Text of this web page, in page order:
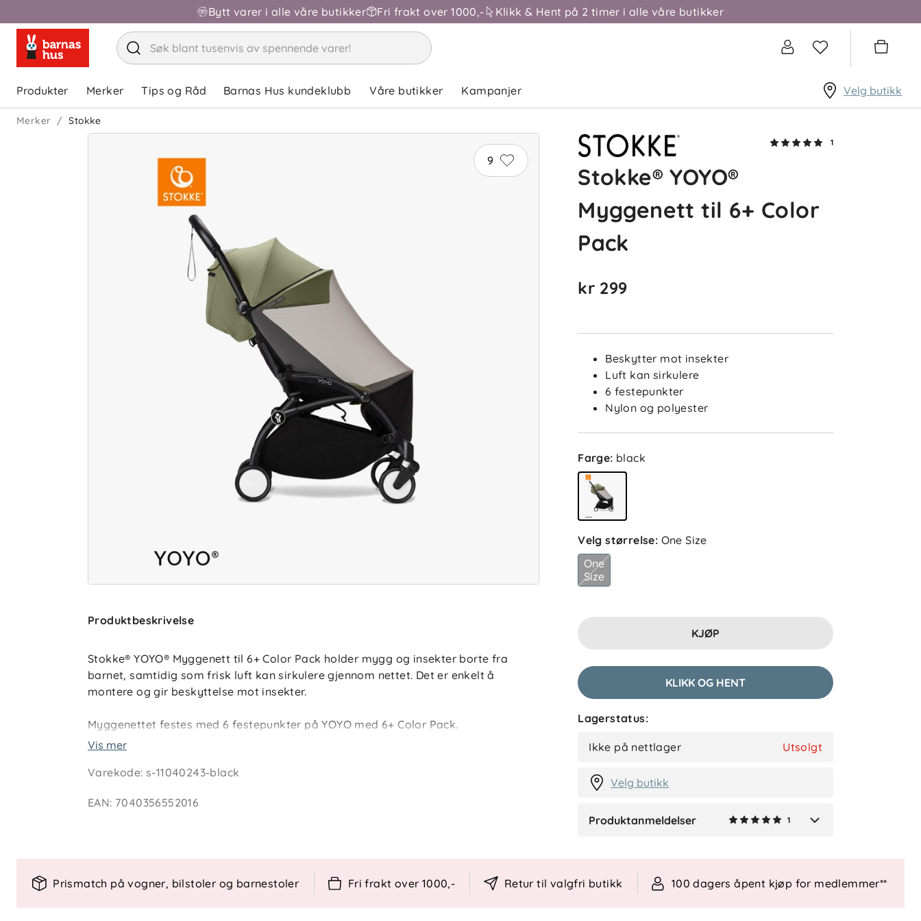
Bytt varer i alle våre butikker Fri frakt over 1000,- Klikk & Hent på 2 timer i alle våre butikker
Produkter Merker Tips og Råd Barnas Hus kundeklubb Våre butikker Kampanjer Velg butikk
Merker Stokke
9
Produktbeskrivelse
Stokke® YOYO® Myggenett til 6+ Color Pack holder mygg og insekter borte fra
barnet, samtidig som frisk luft kan sirkulere gjennom nettet. Det er enkelt å
montere og gir beskyttelse mot insekter.
Myggenettet festes med 6 festepunkter på YOYO med 6+ Color Pack.
Spesielle funksjoner
- Lar frisk luft sirkulere
- 50 % nylon
Vis mer
Varekode:s-11040243-black
EAN: 7040356552016
1
Stokke® YOYO®
Myggenett til 6+ Color
Pack
kr 299
Beskytter mot insekter
Luft kan sirkulere
6 festepunkter
Nylon og polyester
Farge: black
Velg størrelse: One Size
One
Size
KJØP
KLIKK OG HENT
Lagerstatus:
Ikke på nettlager Utsolgt
Velg butikk
Produktanmeldelser 1
basert på 1 anmeldelse1
Anmeldelser (1)
Filtrer etter
DS
Prismatch på vogner, bilstoler og barnestoler Fri frakt over 1000,- Retur til valgfri butikk 100 dagers åpent kjøp for medlemmer**